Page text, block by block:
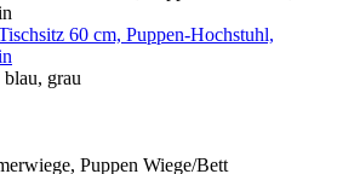
60 cm, Puppen-Hochstuhl,
blau, grau